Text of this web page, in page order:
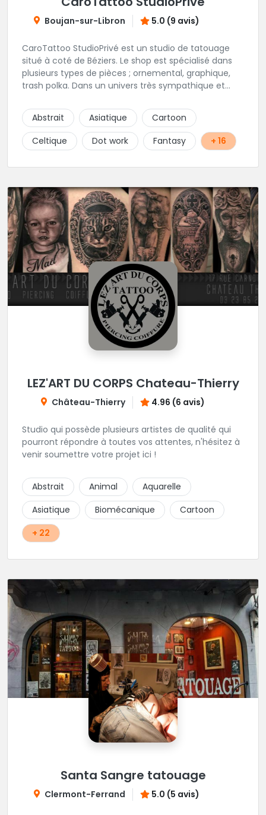
Boujan-sur-Libron 5.0 (9 avis)
CaroTattoo StudioPrivé est un studio de tatouage
situé à coté de Béziers. Le shop est spécialisé dans
plusieurs types de pièces ; ornemental, graphique,
trash polka. Dans un univers très sympathique et
tatouage. N'hésitez pas, contactez-les et vous n'en
serez que ravi !!
Abstrait Asiatique
Cartoon
Celtique
Dot work Fantasy + 16
LEZ'ART DU CORPS Chateau-Thierry
Château-Thierry 4.96 (6 avis)
Studio qui possède plusieurs artistes de qualité qui
pourront répondre à toutes vos attentes, n'hésitez à
venir soumettre votre projet ici !
Abstrait Animal
Aquarelle
Asiatique
Biomécanique
Cartoon
+ 22
Santa Sangre tatouage
Clermont-Ferrand 5.0 (5 avis)